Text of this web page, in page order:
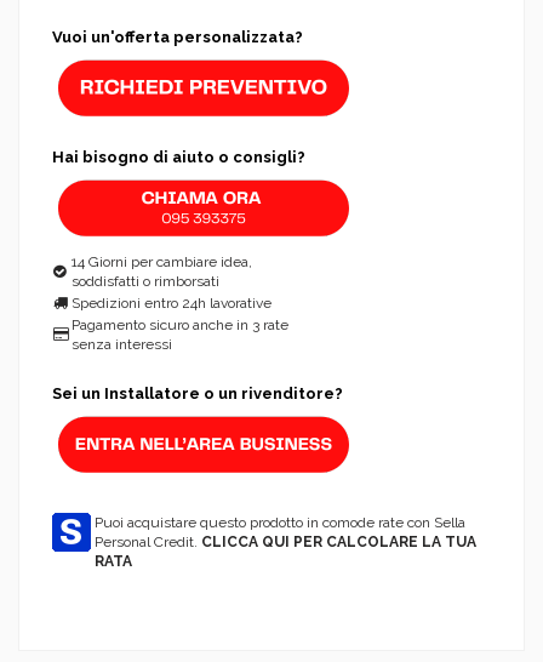
Vuoi un'offerta personalizzata?
Hai bisogno di aiuto o consigli?
14 Giorni per cambiare idea,
soddisfatti o rimborsati
Spedizioni entro 24h lavorative
Pagamento sicuro anche in 3 rate
senza interessi
Sei un Installatore o un rivenditore?
Puoi acquistare questo prodotto in comode rate con Sella
Personal Credit. CLICCA QUI PER CALCOLARE LA TUA
RATA